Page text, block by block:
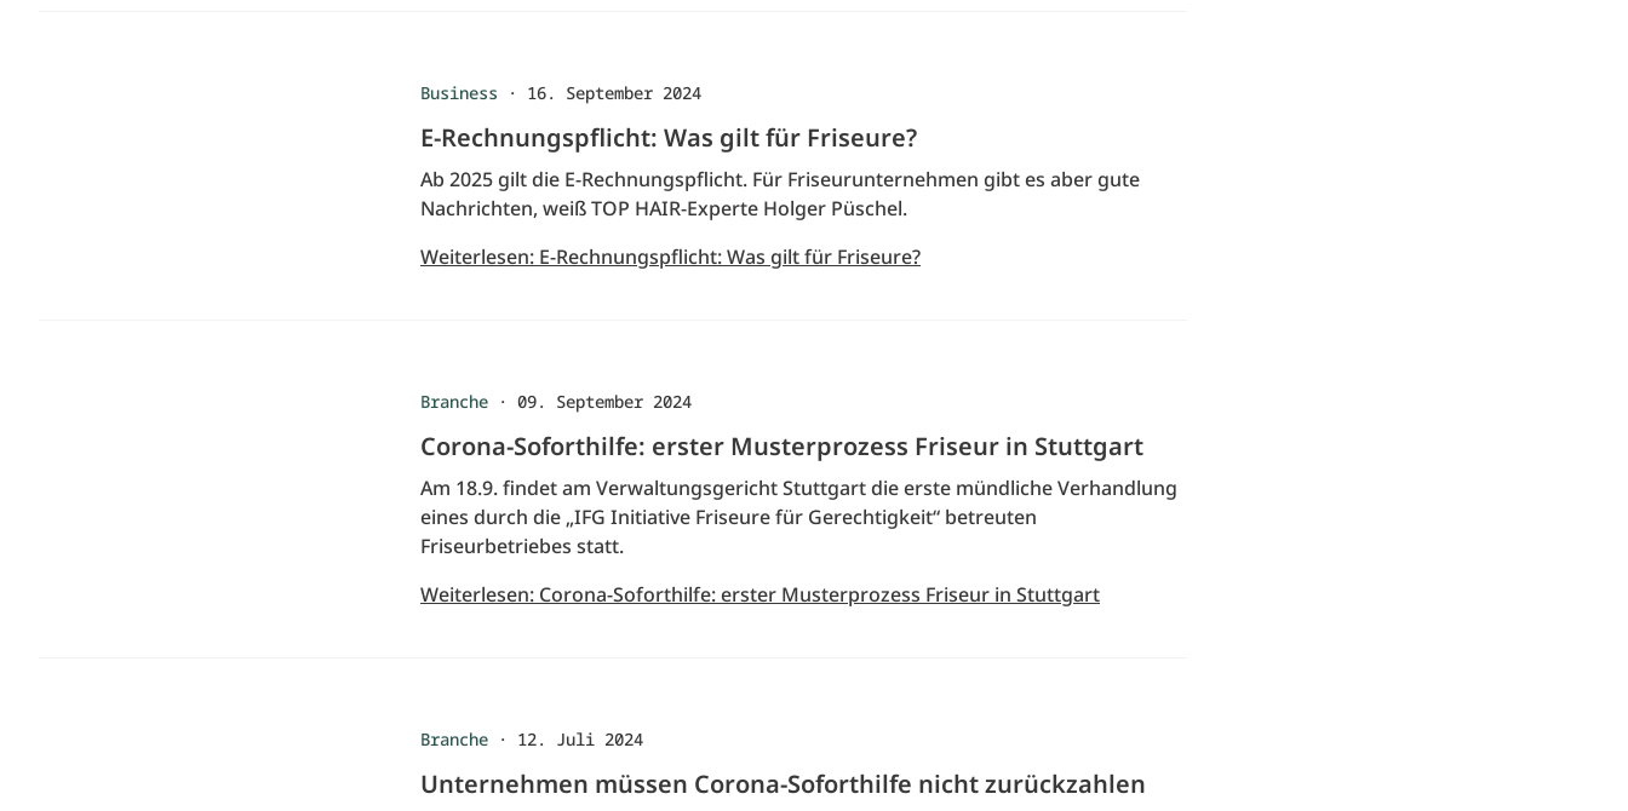
Business · 16. September 2024
E-Rechnungspflicht: Was gilt für Friseure?
Ab 2025 gilt die E-Rechnungspflicht. Für Friseurunternehmen gibt es aber gute
Nachrichten, weiß TOP HAIR-Experte Holger Püschel.
Weiterlesen: E-Rechnungspflicht: Was gilt für Friseure?
Branche · 09. September 2024
Corona-Soforthilfe: erster Musterprozess Friseur in Stuttgart
Am 18.9. findet am Verwaltungsgericht Stuttgart die erste mündliche Verhandlung
eines durch die „IFG Initiative Friseure für Gerechtigkeit“ betreuten
Friseurbetriebes statt.
Weiterlesen: Corona-Soforthilfe: erster Musterprozess Friseur in Stuttgart
Branche · 12. Juli 2024
Unternehmen müssen Corona-Soforthilfe nicht zurückzahlen